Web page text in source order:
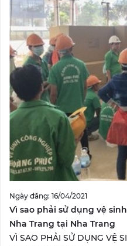
Ngày đăng: 16/04/2021
Vì sao phải sử dụng vệ
Nha Trang tại Nha Trang
VÌ SAO PHẢI SỬ DỤNG VỆ